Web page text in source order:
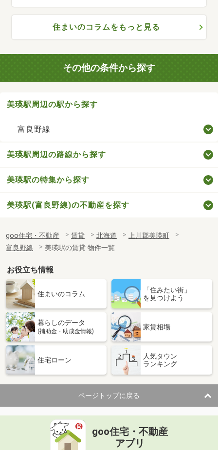
住まいのコラムをもっと見る
その他の条件から探す
美瑛駅周辺の駅から探す
富良野線
美瑛駅周辺の路線から探す
美瑛駅の特集から探す
美瑛駅(富良野線)の不動産を探す
goo住宅・不動産 賃貸 北海道
上川郡美瑛町
富良野線
美瑛駅の賃貸 物件一覧
お役立ち情報
住まいのコラム
「住みたい街」
を見つけよう
暮らしのデータ
(補助金・助成金情報)
家賃相場
住宅ローン
人気タウン
ランキング
ページトップに戻る
goo住宅・不動産
アプリ